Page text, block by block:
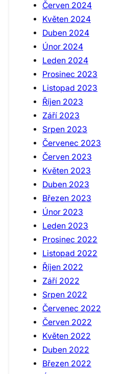
Červen 2024
Květen 2024
Duben 2024
Únor 2024
Leden 2024
Prosinec 2023
Listopad 2023
Říjen 2023
Září 2023
Srpen 2023
Červenec 2023
Červen 2023
Květen 2023
Duben 2023
Březen 2023
Únor 2023
Leden 2023
Prosinec 2022
Listopad 2022
Říjen 2022
Září 2022
Srpen 2022
Červenec 2022
Červen 2022
Květen 2022
Duben 2022
Březen 2022